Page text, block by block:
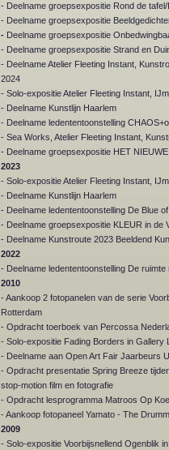
- Deelname groepsexpositie Rond de
- Deelname groepsexpositie
- Deelname groepsexpositie
- Deelname groepsexpositie Strand en
- Deelname Atelier Fleeting Instant,
2024
- Solo-expositie Atelier Fleeting Instant,
- Deelname Kunstlijn Haarlem
- Deelname ledententoonstelling
- Sea Works, Atelier Fleeting Instant,
- Deelname groepsexpositie HET
2023
- Solo-expositie Atelier Fleeting Instant,
- Deelname Kunstlijn Haarlem
- Deelname ledententoonstelling De Blue
- Deelname groepsexpositie KLEUR in de
- Deelname Kunstroute 2023 Beeldend
2022
- Deelname ledententoonstelling De ruimte
2010
- Aankoop 2 fotopanelen van de serie
Rotterdam
- Opdracht toerboek van Percossa
- Solo-expositie Fading Borders in Gallery
- Deelname aan Open Art Fair Jaarbeurs
- Opdracht presentatie Spring Breeze
stop-motion film en fotografie
- Opdracht lesprogramma Matroos Op
- Aankoop fotopaneel Yamato - The
2009
- Solo-expositie Voorbijsnellend Ogenblik